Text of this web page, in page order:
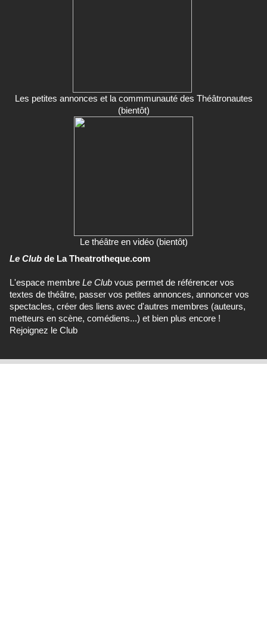
Les petites annonces et la commmunauté des Théâtronautes
(bientôt)
Le théâtre en vidéo (bientôt)
Le Club de La Theatrotheque.com
L'espace membre Le Club vous permet de référencer vos
textes de théâtre, passer vos petites annonces, annoncer vos
spectacles, créer des liens avec d'autres membres (auteurs,
metteurs en scène, comédiens...) et bien plus encore !
Rejoignez le Club